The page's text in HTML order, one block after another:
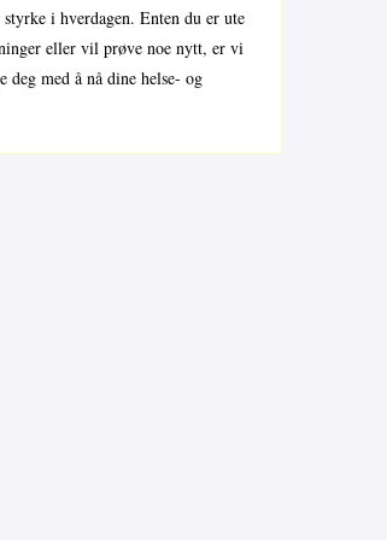
i hverdagen. Enten du er ute
eller vil prøve noe nytt, er vi
deg med å nå dine helse- og